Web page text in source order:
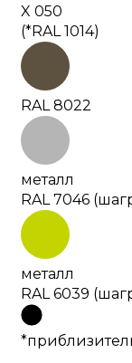
X 050
(*RAL 1014)
RAL 8022
металл
RAL 7046
металл
RAL 6039